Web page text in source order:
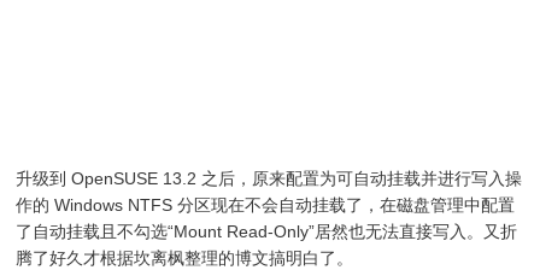
升级到 OpenSUSE 13.2 之后，原来配置为可自动挂载并进行写入操
作的 Windows NTFS 分区现在不会自动挂载了，在磁盘管理中配置
了自动挂载且不勾选“Mount Read-Only”居然也无法直接写入。又折
腾了好久才根据坎离枫整理的博文搞明白了。